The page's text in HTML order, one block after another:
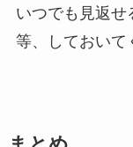
いつでも見返せ
等、しておいて